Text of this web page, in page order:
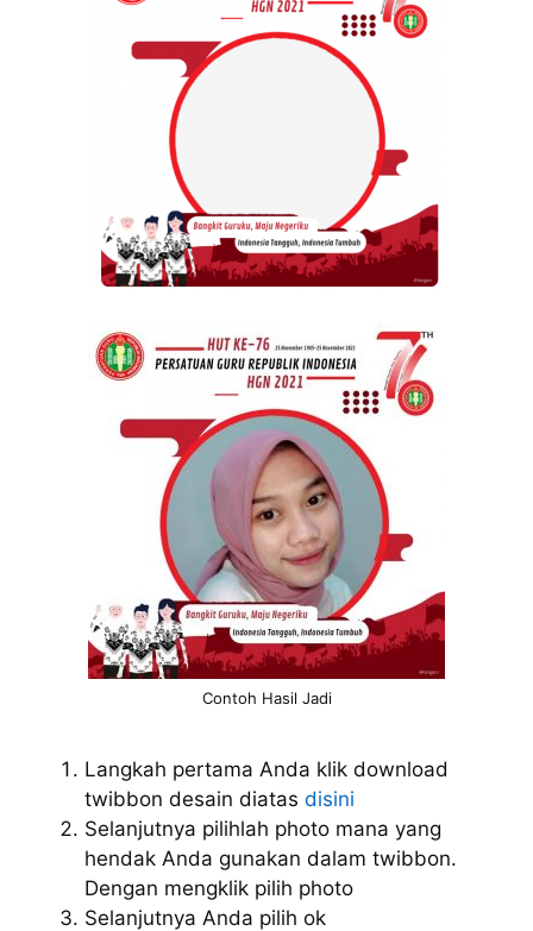
Contoh Hasil Jadi
Langkah pertama Anda klik download
twibbon desain diatas disini
Selanjutnya pilihlah photo mana yang
hendak Anda gunakan dalam twibbon.
Dengan mengklik pilih photo
Selanjutnya Anda pilih ok